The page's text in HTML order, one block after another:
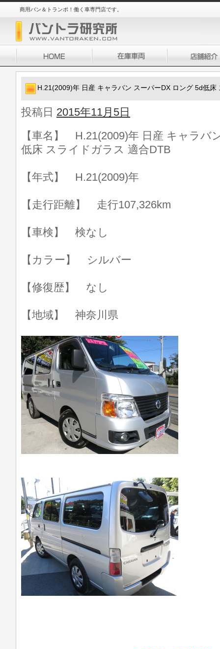
商用バン＆トランポ！働く車専門店です。
H.21(2009)年 日産 キャラバン スーパーDX ロング 5d低床
投稿日 2015年11月5日
【車名】 H.21(2009)年 日産 キャラバ
低床 スライドガラス 適合DTB
【年式】 H.21(2009)年
【走行距離】 走行107,326km
【車検】 検なし
【カラー】 シルバー
【修復歴】 なし
【地域】 神奈川県